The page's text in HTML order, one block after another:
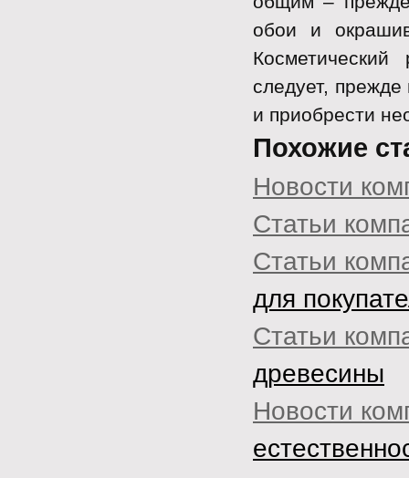
обои и
следует,
и приобрести
Похожие
Новости
Статьи
Статьи
для
Статьи
древесины
Новости